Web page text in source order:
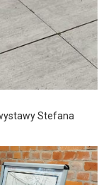
Stefana